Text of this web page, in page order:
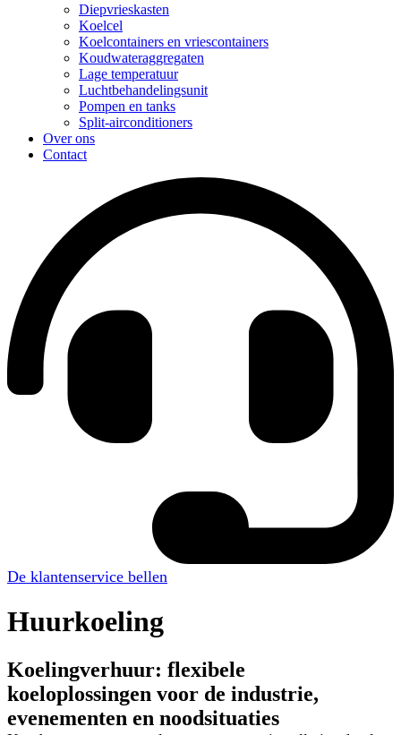
Diepvrieskasten
Koelcel
Koelcontainers en vriescontainers
Koudwateraggregaten
Lage temperatuur
Luchtbehandelingsunit
Pompen en tanks
Split-airconditioners
Over ons
Contact
De klantenservice bellen
Huurkoeling
Koelingverhuur: flexibele
koeloplossingen voor de industrie,
evenementen en noodsituaties